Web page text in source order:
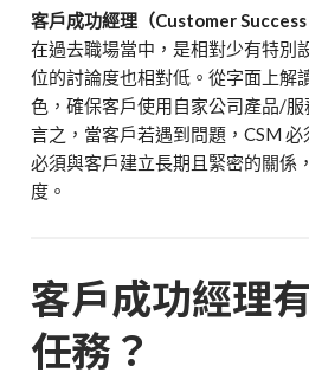
客戶成功經理（Customer Success
在過去職場當中，是相對少有特別
位的討論度也相對低。從字面上解
色，確保客戶使用自家公司產品/
言之，當客戶若遇到問題，CSM
必須與客戶建立長期且緊密的關係
度。
客戶成功經理
任務？